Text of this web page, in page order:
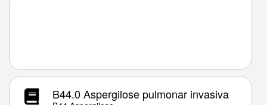
B44.0 Aspergilose pulmonar invasiva